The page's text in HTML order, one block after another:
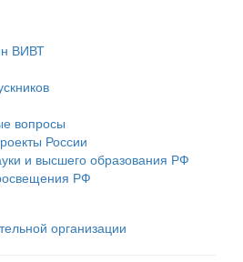
ВИВТ
вопросы
России
и высшего образования РФ
РФ
организации